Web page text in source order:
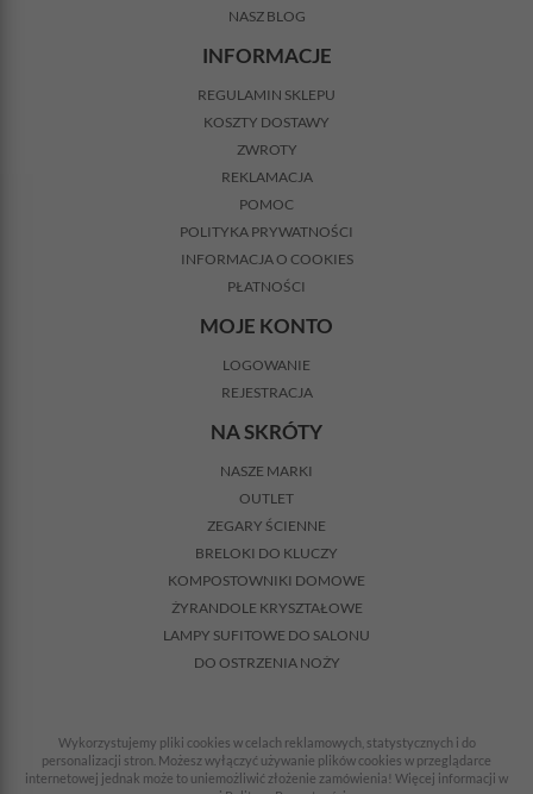
NASZ BLOG
INFORMACJE
REGULAMIN SKLEPU
KOSZTY DOSTAWY
ZWROTY
REKLAMACJA
POMOC
POLITYKA PRYWATNOŚCI
INFORMACJA O COOKIES
PŁATNOŚCI
MOJE KONTO
LOGOWANIE
REJESTRACJA
NA SKRÓTY
NASZE MARKI
OUTLET
ZEGARY ŚCIENNE
BRELOKI DO KLUCZY
KOMPOSTOWNIKI DOMOWE
ŻYRANDOLE KRYSZTAŁOWE
LAMPY SUFITOWE DO SALONU
DO OSTRZENIA NOŻY
Wykorzystujemy pliki cookies w celach reklamowych, statystycznych i do
personalizacji stron. Możesz wyłączyć używanie plików cookies w przeglądarce
internetowej jednak może to uniemożliwić złożenie zamówienia! Więcej informacji w